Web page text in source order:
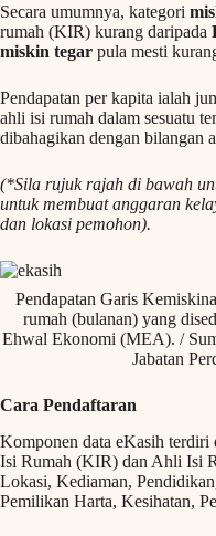
Secara umumnya, kategori
rumah (KIR) kurang daripada
miskin tegar pula mesti
Pendapatan per kapita ialah
ahli isi rumah dalam sesuatu
dibahagikan dengan bilangan
(*Sila rujuk rajah di bawah
untuk membuat anggaran
dan lokasi pemohon).
Pendapatan Garis
rumah (bulanan) yang
Ehwal Ekonomi (MEA). /
Jabatan
Cara Pendaftaran
Komponen data eKasih terdiri
Isi Rumah (KIR) dan Ahli Isi
Lokasi, Kediaman,
Pemilikan Harta, Kesihatan,